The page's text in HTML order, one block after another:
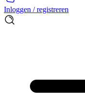
Inloggen / registreren